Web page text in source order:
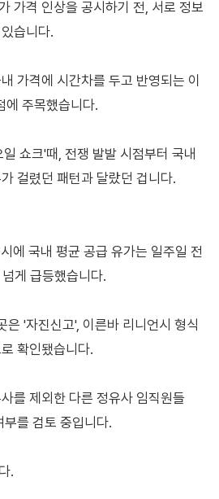
가격 인상을 공시하기 전, 서로 정보
습니다.
가격에 시간차를 두고 반영되는 이
에 주목했습니다.
쇼크'때, 전쟁 발발 시점부터 국내
걸렸던 패턴과 달랐던 겁니다.
에 국내 평균 공급 유가는 일주일 전
게 급등했습니다.
은 '자진신고', 이른바 리니언시 형식
확인됐습니다.
를 제외한 다른 정유사 임직원들
를 검토 중입니다.
.